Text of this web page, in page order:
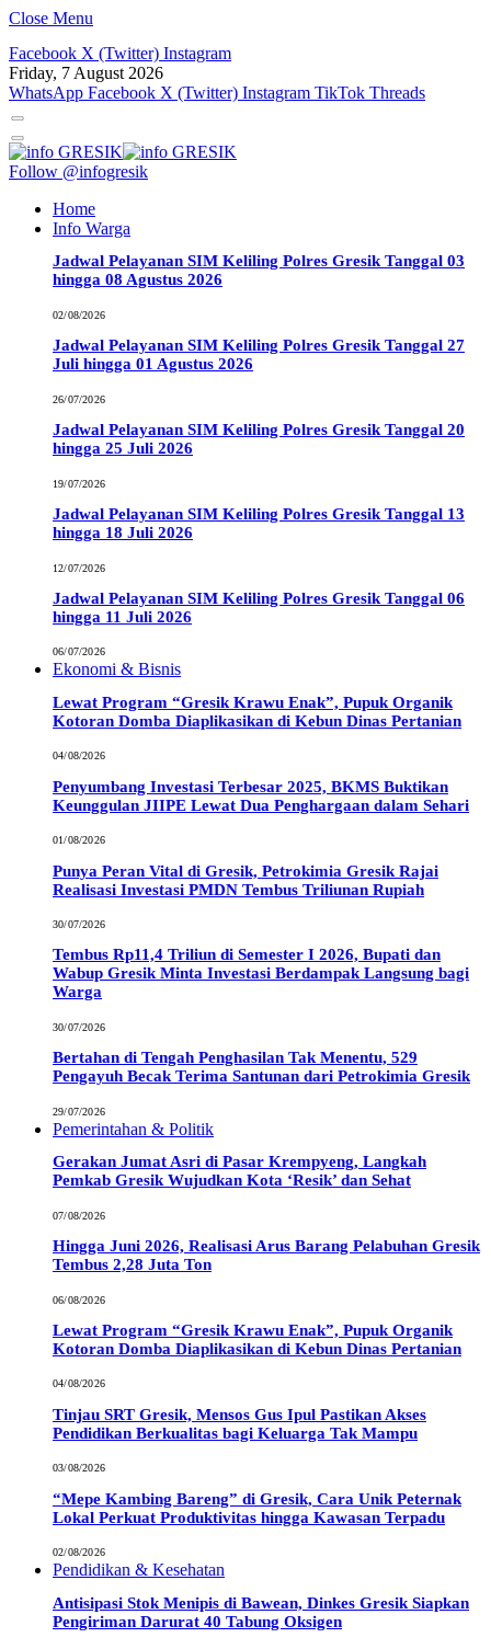
Close Menu
Facebook X (Twitter) Instagram
Friday, 7 August 2026
WhatsApp Facebook X (Twitter) Instagram TikTok Threads
Follow @infogresik
Home
Info Warga
Jadwal Pelayanan SIM Keliling Polres Gresik Tanggal 03
hingga 08 Agustus 2026
02/08/2026
Jadwal Pelayanan SIM Keliling Polres Gresik Tanggal 27
Juli hingga 01 Agustus 2026
26/07/2026
Jadwal Pelayanan SIM Keliling Polres Gresik Tanggal 20
hingga 25 Juli 2026
19/07/2026
Jadwal Pelayanan SIM Keliling Polres Gresik Tanggal 13
hingga 18 Juli 2026
12/07/2026
Jadwal Pelayanan SIM Keliling Polres Gresik Tanggal 06
hingga 11 Juli 2026
06/07/2026
Ekonomi & Bisnis
Lewat Program “Gresik Krawu Enak”, Pupuk Organik
Kotoran Domba Diaplikasikan di Kebun Dinas Pertanian
04/08/2026
Penyumbang Investasi Terbesar 2025, BKMS Buktikan
Keunggulan JIIPE Lewat Dua Penghargaan dalam Sehari
01/08/2026
Punya Peran Vital di Gresik, Petrokimia Gresik Rajai
Realisasi Investasi PMDN Tembus Triliunan Rupiah
30/07/2026
Tembus Rp11,4 Triliun di Semester I 2026, Bupati dan
Wabup Gresik Minta Investasi Berdampak Langsung bagi
Warga
30/07/2026
Bertahan di Tengah Penghasilan Tak Menentu, 529
Pengayuh Becak Terima Santunan dari Petrokimia Gresik
29/07/2026
Pemerintahan & Politik
Gerakan Jumat Asri di Pasar Krempyeng, Langkah
Pemkab Gresik Wujudkan Kota ‘Resik’ dan Sehat
07/08/2026
Hingga Juni 2026, Realisasi Arus Barang Pelabuhan Gresik
Tembus 2,28 Juta Ton
06/08/2026
Lewat Program “Gresik Krawu Enak”, Pupuk Organik
Kotoran Domba Diaplikasikan di Kebun Dinas Pertanian
04/08/2026
Tinjau SRT Gresik, Mensos Gus Ipul Pastikan Akses
Pendidikan Berkualitas bagi Keluarga Tak Mampu
03/08/2026
“Mepe Kambing Bareng” di Gresik, Cara Unik Peternak
Lokal Perkuat Produktivitas hingga Kawasan Terpadu
02/08/2026
Pendidikan & Kesehatan
Antisipasi Stok Menipis di Bawean, Dinkes Gresik Siapkan
Pengiriman Darurat 40 Tabung Oksigen